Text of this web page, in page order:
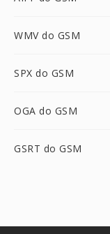
WMV do GSM
SPX do GSM
OGA do GSM
GSRT do GSM